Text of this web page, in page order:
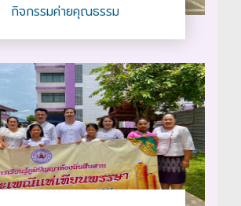
กิจกรรมค่ายคุณธรรม